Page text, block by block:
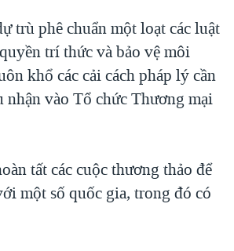
trù phê chuẩn một loạt các luật
trí thức và bảo vệ môi
khổ các cải cách pháp lý cần
nhận vào Tổ chức Thương mại
tất các cuộc thương thảo để
một số quốc gia, trong đó có